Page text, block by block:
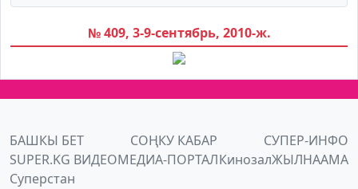
№ 409, 3-9-сентябрь, 2010-ж.
БАШКЫ БЕТ СОҢКУ КАБАР
СУПЕР-ИНФО
SUPER.KG ВИДЕОМЕДИА-ПОРТАЛКинозалЖЫЛНААМА
Суперстан